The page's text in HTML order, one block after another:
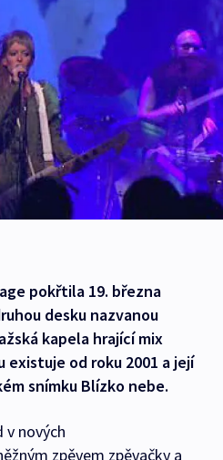
pokřtila 19. března
desku nazvanou
kapela hrající mix
existuje od roku 2001 a její
snímku Blízko nebe.
v nových
zpěvem zpěvačky a